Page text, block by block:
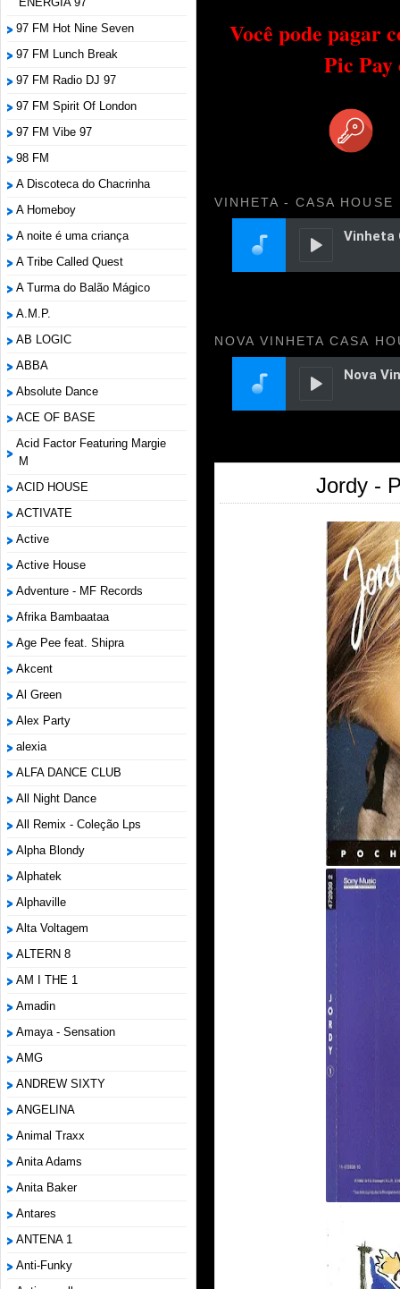
97 FM Hot Nine Seven
97 FM Lunch Break
97 FM Radio DJ 97
97 FM Spirit Of London
97 FM Vibe 97
98 FM
A Discoteca do Chacrinha
A Homeboy
A noite é uma criança
A Tribe Called Quest
A Turma do Balão Mágico
A.M.P.
AB LOGIC
ABBA
Absolute Dance
ACE OF BASE
Acid Factor Featuring Margie
M
ACID HOUSE
ACTIVATE
Active
Active House
Adventure - MF Records
Afrika Bambaataa
Age Pee feat. Shipra
Akcent
Al Green
Alex Party
alexia
ALFA DANCE CLUB
All Night Dance
All Remix - Coleção Lps
Alpha Blondy
Alphatek
Alphaville
Alta Voltagem
ALTERN 8
AM I THE 1
Amadin
Amaya - Sensation
AMG
ANDREW SIXTY
ANGELINA
Animal Traxx
Anita Adams
Anita Baker
Antares
ANTENA 1
Anti-Funky
Você pode pagar
Pic
VINHETA - CASA HOUSE
NOVA VINHETA CASA
Jordy -